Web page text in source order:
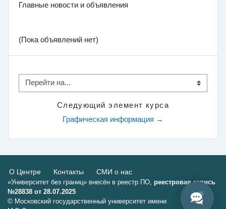
Главные новости и объявления
(Пока объявлений нет)
Перейти на...
Следующий элемент курса
Графическая информация →
О Центре Контакты СМИ о нас
«Университет без границ» внесён в реестр ПО, реестровая запись
№28838 от 28.07.2025
© Московский государственный университет имени